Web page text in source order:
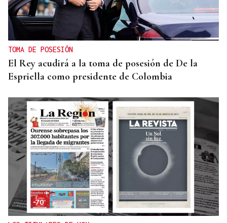
TOMA DE POSESIÓN
El Rey acudirá a la toma de posesión de De la
Espriella como presidente de Colombia